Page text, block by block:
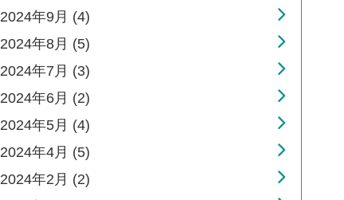
2024年9月 (4)
2024年8月 (5)
2024年7月 (3)
2024年6月 (2)
2024年5月 (4)
2024年4月 (5)
2024年2月 (2)